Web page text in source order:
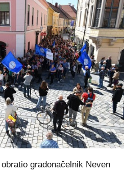
gradonačelnik Neven